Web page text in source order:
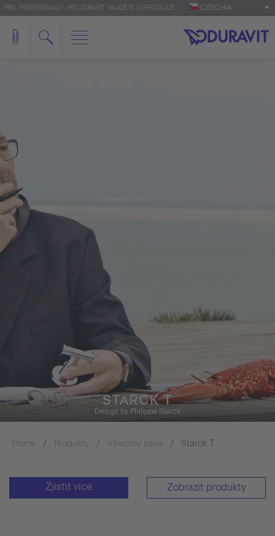
PRO 'PROFESIONÁLY': PRO.DURAVIT NAJDĚTE SI PRODEJCE CZECHIA
STARCK T
Design by Philippe Starck
Home Produkty Všechny série Starck T
Zjistit více Zobrazit produkty